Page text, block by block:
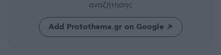
αναζήτησης
Add Protothema.gr on Google